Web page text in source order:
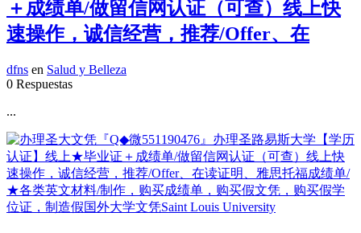
＋成绩单/做留信网认证（可查）线上快
速操作，诚信经营，推荐/Offer、在
dfns en Salud y Belleza
0 Respuestas
...